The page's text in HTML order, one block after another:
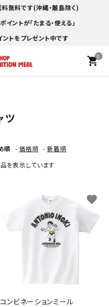
無料です(沖縄・離島除く)
ントが「たまる・使える」
トをプレゼント中です
0
shopping_cart
ツ
順 -価格順 -新着順
を表示しています
コンビネーションミール
favorite